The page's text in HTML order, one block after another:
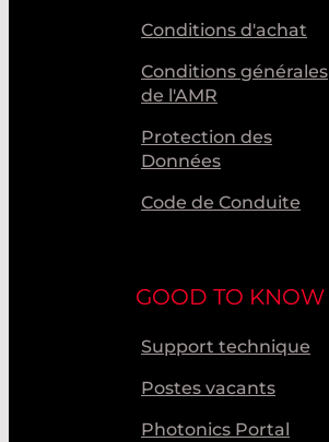
Conditions d'achat
Conditions générales
de l'AMR
Protection des
Données
Code de Conduite
GOOD TO KNOW
Support technique
Postes vacants
Photonics Portal